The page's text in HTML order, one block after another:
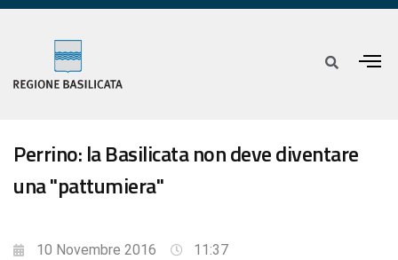
Perrino: la Basilicata non deve diventare
una "pattumiera"
10 Novembre 2016 11:37